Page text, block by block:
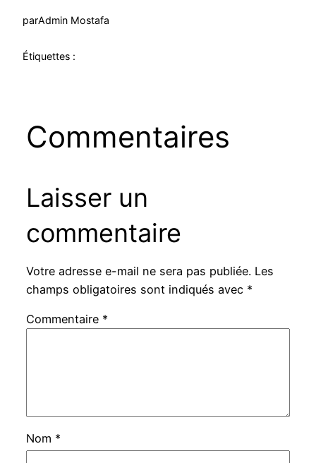
parAdmin Mostafa
Étiquettes :
Commentaires
Laisser un
commentaire
Votre adresse e-mail ne sera pas publiée. Les
champs obligatoires sont indiqués avec *
Commentaire *
Nom *